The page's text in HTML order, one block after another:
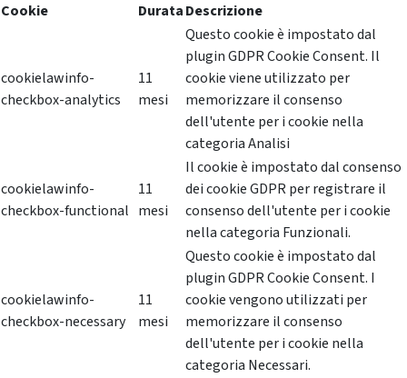
Cookie
DurataDescrizione
cookielawinfo-
checkbox-analytics
11
mesi
Questo cookie è impostato dal
plugin GDPR Cookie Consent. Il
cookie viene utilizzato per
memorizzare il consenso
dell'utente per i cookie nella
categoria Analisi
cookielawinfo-
checkbox-functional
11
mesi
Il cookie è impostato dal consenso
dei cookie GDPR per registrare il
consenso dell'utente per i cookie
nella categoria Funzionali.
cookielawinfo-
checkbox-necessary
11
mesi
Questo cookie è impostato dal
plugin GDPR Cookie Consent. I
cookie vengono utilizzati per
memorizzare il consenso
dell'utente per i cookie nella
categoria Necessari.